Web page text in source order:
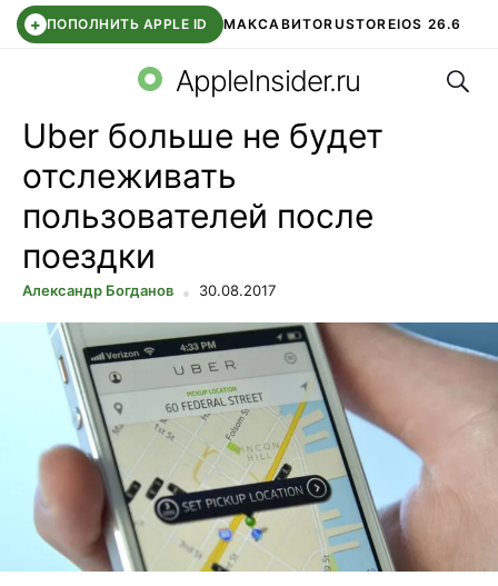
+ ПОПОЛНИТЬ APPLE ID МАКСАВИТОRUSTOREIOS 26.6
СБЕР КИДС ВТБ ОНЛАЙН ЧАТ В ROBLOX
AppleInsider.ru
Uber больше не будет
отслеживать
пользователей после
поездки
Александр Богданов 30.08.2017